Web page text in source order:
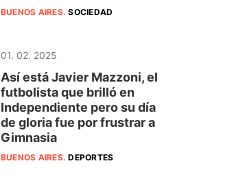
BUENOS AIRES.SOCIEDAD
01. 02. 2025
Así está Javier Mazzoni, el
futbolista que brilló en
Independiente pero su día
de gloria fue por frustrar a
Gimnasia
BUENOS AIRES.DEPORTES